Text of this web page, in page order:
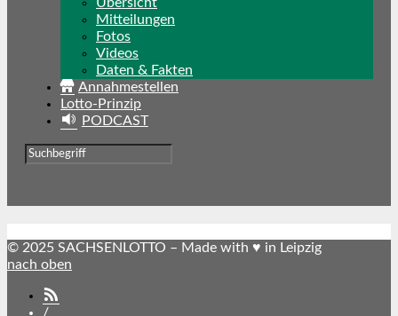
Mitteilungen
Fotos
Videos
Daten & Fakten
Annahmestellen
Lotto-Prinzip
PODCAST
© 2025 SACHSENLOTTO – Made with ♥ in Leipzig
nach oben
/